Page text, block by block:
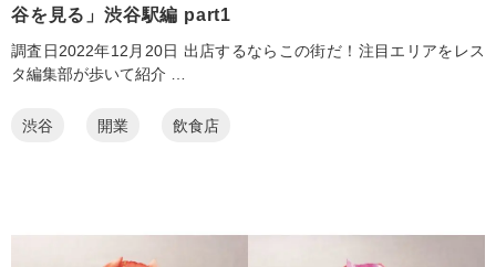
谷を見る」渋谷駅編 part1
調査日2022年12月20日 出店するならこの街だ！注目エリアをレス
タ編集部が歩いて紹介 …
渋谷 開業 飲食店